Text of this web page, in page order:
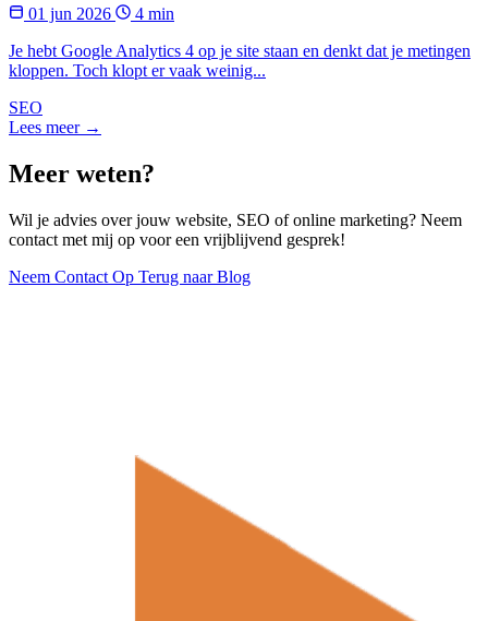
01 jun 2026
4 min
Je hebt Google Analytics 4 op je site staan en denkt dat je metingen
kloppen. Toch klopt er vaak weinig...
SEO
Lees meer →
Meer weten?
Wil je advies over jouw website, SEO of online marketing? Neem
contact met mij op voor een vrijblijvend gesprek!
Neem Contact Op Terug naar Blog